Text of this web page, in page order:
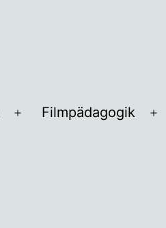
Menü
Filmpädagogik